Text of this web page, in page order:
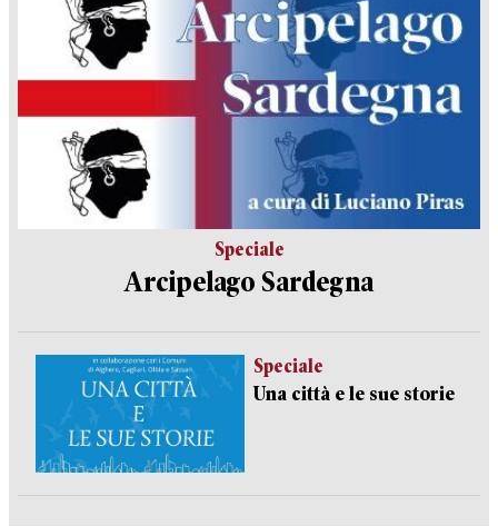
Speciale
Arcipelago Sardegna
Speciale
Una città e le sue storie